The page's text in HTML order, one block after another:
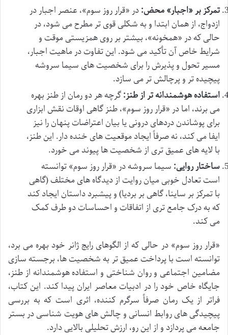
تمرکز بر «اجبار» محض:در «قرار روز سوم»، عنصر اجبار در
ازدواج، از همان ابتدا و به شکلی قوی تر مطرح می شود، در
حالی که در «همخونه»، بیشتر بر روی همزیستی موقت و
شرایط خاص آن تأکید می شود. این تفاوت در ماهیت اجبار،
مسیر تحول و پذیرش را برای شخصیت های سیما سروشه
پیچیده تر و پرچالش تر می سازد.
استفاده هوشمندانه تر از طنز:گرچه هر دو رمان از طنز بهره
می برند، اما در «قرار روز سوم»، طنز گاهی اوقات نقش ابزاری
برای پوشاندن دردهای درونی یا بیان اعتراضات پنهان را نیز
ایفا می کند، نه صرفاً ایجاد موقعیت های خنده دار. این طنز،
با لایه های عمیق تری از شخصیت ها پیوند می خورد.
ساختار روایی: سیما سروشه در «قرار روز سوم» توانسته
است تعادل خوبی میان روایت از دیدگاه های مختلف (گاهی
با تمرکز بر ساینا، گاهی بر بردیا) و پیشبرد داستان ایجاد کند
که به درک جامع تری از اتفاقات و احساسات دو طرف کمک
می کند.
«قرار روز سوم» در حالی که از الگوهای رایج ژانر خود بهره می برد،
توانسته است با پرداخت عمیق تر به شخصیت ها، برجسته سازی
مضامین اجتماعی و روان شناختی و استفاده هوشمندانه از طنز،
جایگاه خاص خود را در ادبیات معاصر ایران پیدا کند. این کتاب،
فراتر از یک رمان صرفاً سرگرم کننده، اثری است که به بررسی
پیچیدگی های روابط انسانی و چالش های هویت شناسی در بستر
جامعه می پردازد و از این رو، ارزش تحلیلی بالایی دارد.